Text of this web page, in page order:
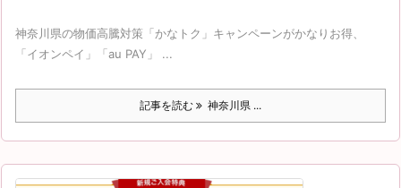
神奈川県の物価高騰対策「かなトク」キャンペーンがかなりお得、
「イオンペイ」「au PAY」 ...
記事を読む 神奈川県 ...